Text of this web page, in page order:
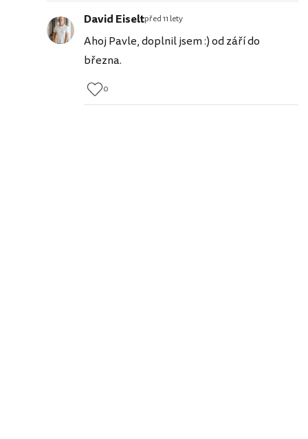
David Eiseltpřed 11 lety
Ahoj Pavle, doplnil jsem :) od září do
března.
0